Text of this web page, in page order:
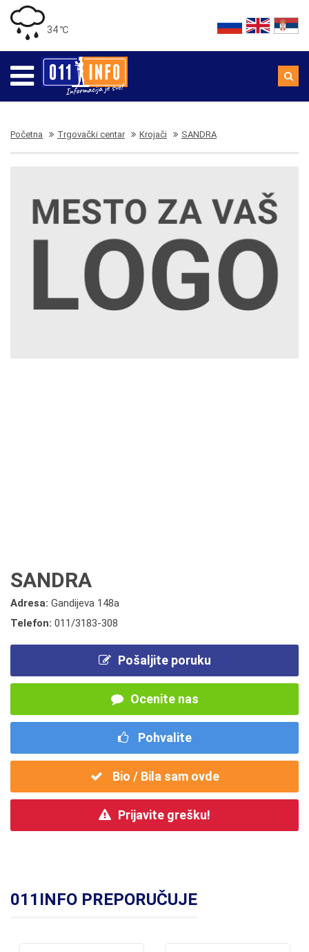
34 ℃
Početna Trgovački centar Krojači SANDRA
SANDRA
Adresa: Gandijeva 148a
Telefon: 011/3183-308
Pošaljite poruku
Ocenite nas
Pohvalite
Bio / Bila sam ovde
Prijavite grešku!
011INFO PREPORUČUJE